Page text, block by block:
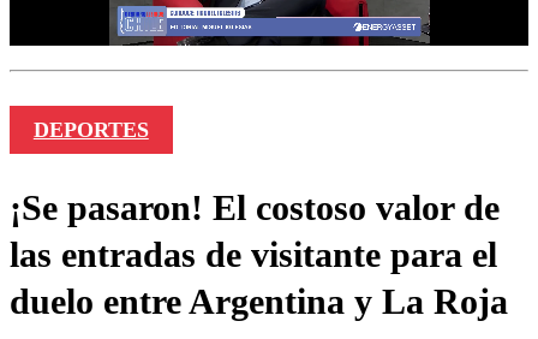
DEPORTES
¡Se pasaron! El costoso valor de
las entradas de visitante para el
duelo entre Argentina y La Roja